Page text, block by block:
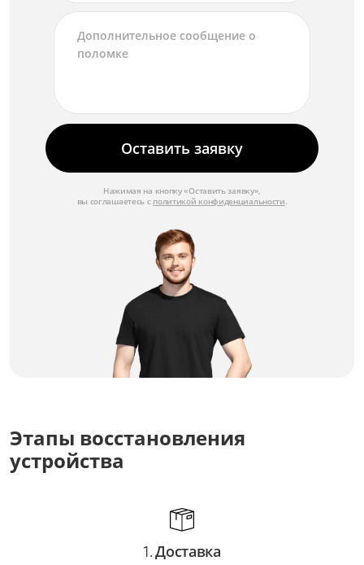
Ремонт кольца фокусировки
от 1 750 ₽
Ремонт диафрагмы
от 2 000 ₽
Замена механизма зуммирования
Ремонт автофокуса
Замена оптических элементов
Ремонт оптических элементов
от 2 000 ₽
Оставить заявку
Нажимая на кнопку «Оставить заявку»,
вы соглашаетесь с политикой конфиденциальности.
Этапы восстановления
устройства
1.Доставка